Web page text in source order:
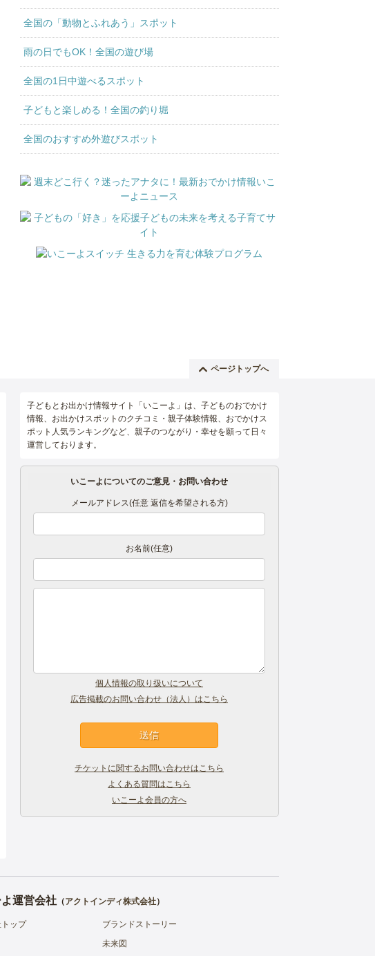
全国の「動物とふれあう」スポット
雨の日でもOK！全国の遊び場
全国の1日中遊べるスポット
子どもと楽しめる！全国の釣り堀
全国のおすすめ外遊びスポット
ページトップへ
子どもとお出かけ情報サイト「いこーよ」は、子どものおでかけ
情報、お出かけスポットのクチコミ・親子体験情報、おでかけス
ポット人気ランキングなど、親子のつながり・幸せを願って日々
運営しております。
いこーよについてのご意見・お問い合わせ
メールアドレス(任意 返信を希望される方)
お名前(任意)
個人情報の取り扱いについて
広告掲載のお問い合わせ（法人）はこちら
チケットに関するお問い合わせはこちら
よくある質問はこちら
いこーよ会員の方へ
運営会社（アクトインディ株式会社）
ップ
ブランドストーリー
未来図